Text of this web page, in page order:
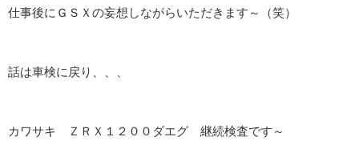
仕事後にＧＳＸの妄想しながらいただきます～（笑）
話は車検に戻り、、、
カワサキ ＺＲＸ１２００ダエグ 継続検査です～